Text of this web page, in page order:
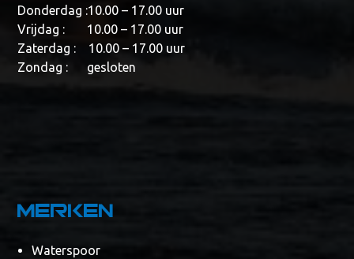
Donderdag :10.00 – 17.00 uur
Vrijdag : 10.00 – 17.00 uur
Zaterdag : 10.00 – 17.00 uur
Zondag : gesloten
Merken
Waterspoor